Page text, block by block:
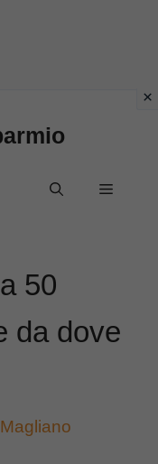
Menu
50
da dove